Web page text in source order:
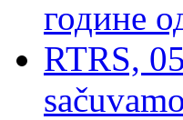
године
RTRS,